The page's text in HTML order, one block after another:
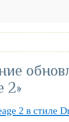
2»
2 в стиле